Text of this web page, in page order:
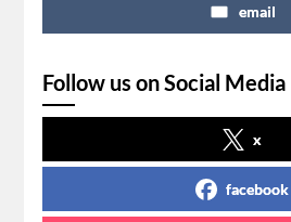
email
Follow us on Social Media
x
facebook